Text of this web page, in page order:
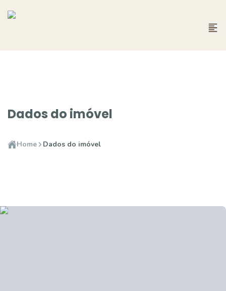
Dados do imóvel
Home Dados do imóvel